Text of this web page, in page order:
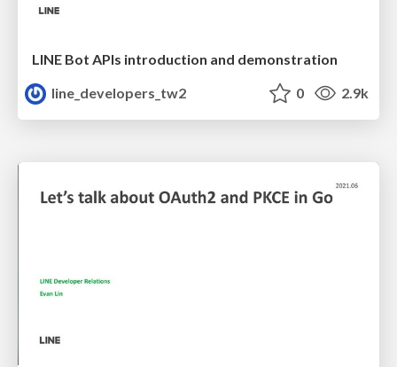
LINE Bot APIs introduction and demonstration
line_developers_tw2
0 2.9k